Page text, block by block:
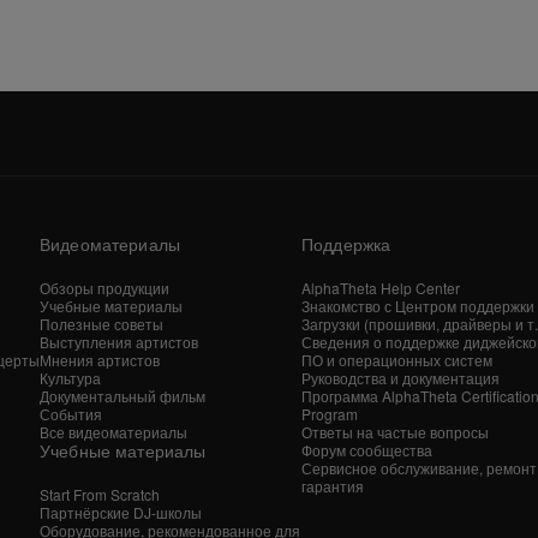
Видеоматериалы
Обзоры продукции
Учебные материалы
Полезные советы
Выступления артистов
Мнения артистов
Культура
Документальный фильм
События
Все видеоматериалы
Учебные материалы
Start From Scratch
Партнёрские DJ-школы
Оборудование, рекомендованное для
Поддержка
AlphaTheta Help Center
Знакомство с Центром поддержки
Загрузки (прошивки, драйверы и
Сведения о поддержке
ПО и операционных систем
Руководства и документация
Программа AlphaTheta Certification
Program
Ответы на частые вопросы
Форум сообщества
Сервисное обслуживание,
гарантия